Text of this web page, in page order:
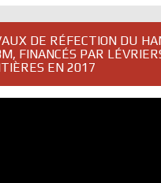
DE RÉFECTION DU
FINANCÉS PAR
EN 2017